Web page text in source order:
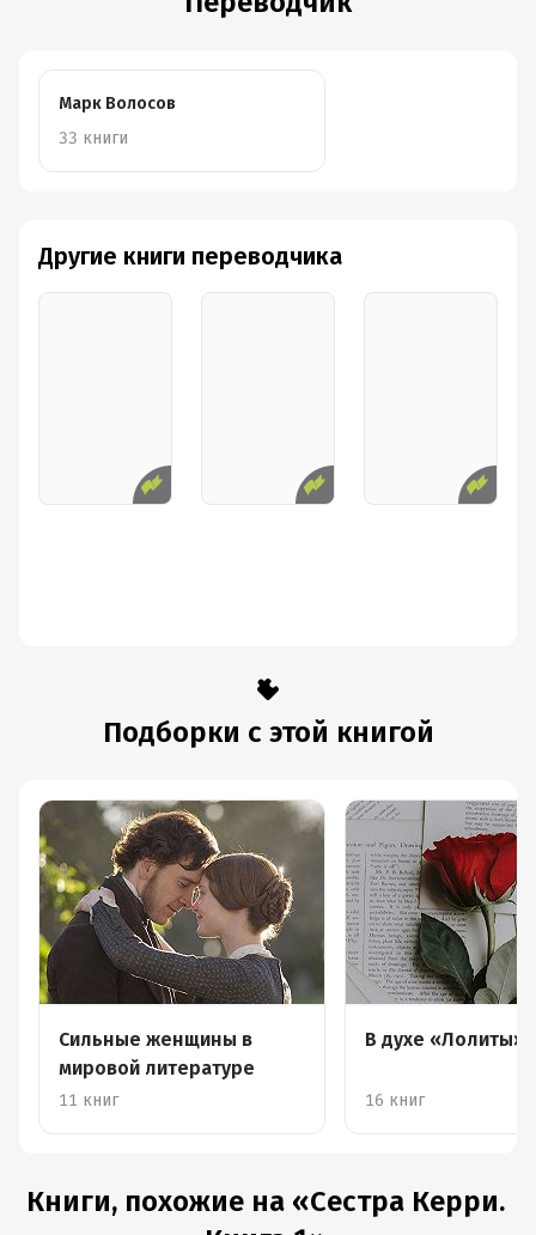
Марк Волосов
33 книги
Другие книги переводчика
Подборки с этой книгой
Сильные женщины в
мировой литературе
11 книг
В духе «Лолиты»
16 книг
Книги, похожие на «Сестра Керри.